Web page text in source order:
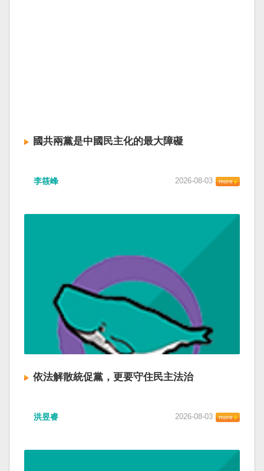
國共兩黨是中國民主化的最大障礙
李筱峰 2026-08-03
依法解散統促黨，更要守住民主法治
洪昱睿 2026-08-03